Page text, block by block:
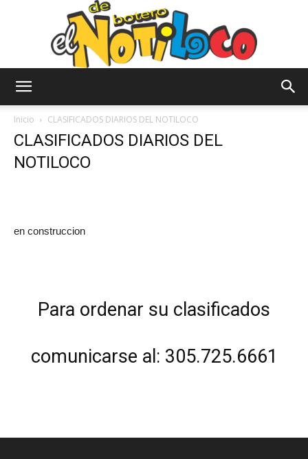
Inicio CLASIFICADOS DIARIOS DEL NOTILOCO
CLASIFICADOS DIARIOS DEL
NOTILOCO
en construccion
Para ordenar su clasificados
comunicarse al: 305.725.6661